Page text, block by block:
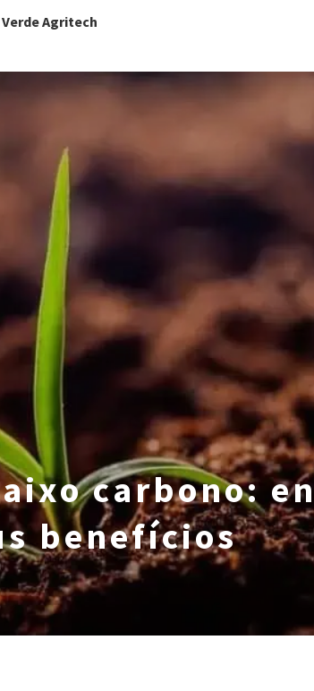
Verde Agritech
carbono:
benefícios